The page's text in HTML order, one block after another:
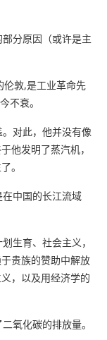
分原因（或许是主
伦敦,是工业革命先
不衰。
对此，他并没有像
他发明了蒸汽机，
。
中国的长江流域
生育、社会主义，
贵族的赞助中解放
，以及用经济学的
氧化碳的排放量。